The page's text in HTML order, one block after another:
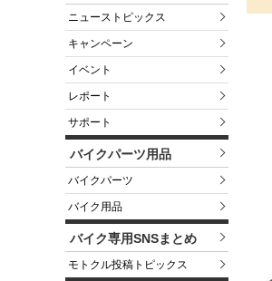
ニューストピックス
キャンペーン
イベント
レポート
サポート
バイクパーツ用品
バイクパーツ
バイク用品
バイク専用SNSまとめ
モトクル投稿トピックス